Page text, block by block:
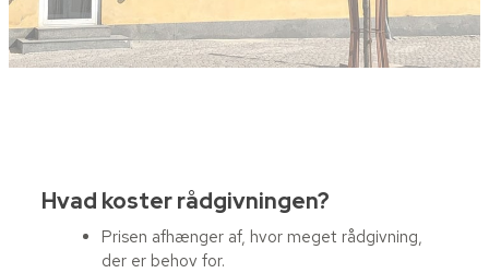
Hvad koster rådgivningen?
Prisen afhænger af, hvor meget rådgivning,
der er behov for.